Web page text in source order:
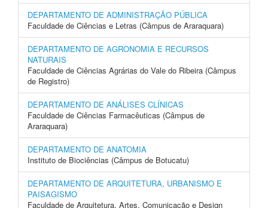
DEPARTAMENTO DE ADMINISTRAÇÃO PÚBLICA
Faculdade de Ciências e Letras (Câmpus de Araraquara)
DEPARTAMENTO DE AGRONOMIA E RECURSOS
NATURAIS
Faculdade de Ciências Agrárias do Vale do Ribeira (Câmpus
de Registro)
DEPARTAMENTO DE ANÁLISES CLÍNICAS
Faculdade de Ciências Farmacêuticas (Câmpus de
Araraquara)
DEPARTAMENTO DE ANATOMIA
Instituto de Biociências (Câmpus de Botucatu)
DEPARTAMENTO DE ARQUITETURA, URBANISMO E
PAISAGISMO
Faculdade de Arquitetura, Artes, Comunicação e Design